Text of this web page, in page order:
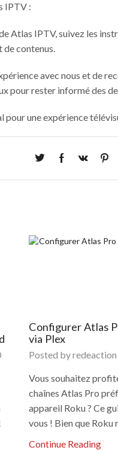
IPTV :
Atlas IPTV, suivez les
de contenus.
avec nous et de
pour rester informé des
une expérience
Configurer Atlas
via Plex
Posted by
Vous souhaitez
chaînes Atlas Pro
appareil Roku ? Ce
vous ! Bien que Roku
Continue Reading